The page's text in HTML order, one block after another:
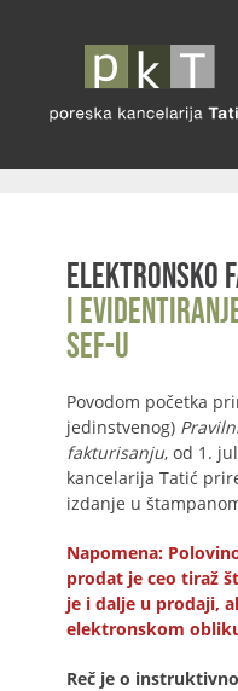
Elektronsko
i
SEF-u
Povodom početka
jedinstvenog)
fakturisanju, od 1.
kancelarija Tatić
izdanje u
Napomena:
prodat je ceo tiraž
je i dalje u prodaji,
elektronskom
Reč je o